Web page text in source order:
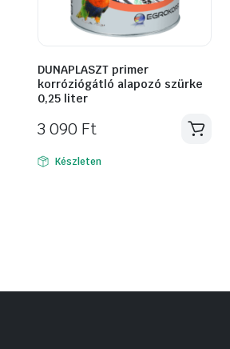
DUNAPLASZT primer
korróziógátló alapozó szürke
0,25 liter
3 090 Ft
Készleten